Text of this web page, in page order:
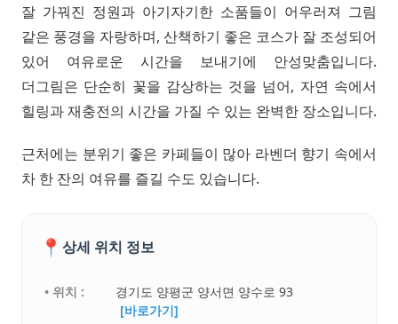
잘 가꿔진 정원과 아기자기한 소품들이 어우러져 그림
같은 풍경을 자랑하며, 산책하기 좋은 코스가 잘 조성되어
있어 여유로운 시간을 보내기에 안성맞춤입니다.
더그림은 단순히 꽃을 감상하는 것을 넘어, 자연 속에서
힐링과 재충전의 시간을 가질 수 있는 완벽한 장소입니다.
근처에는 분위기 좋은 카페들이 많아 라벤더 향기 속에서
차 한 잔의 여유를 즐길 수도 있습니다.
📍 상세 위치 정보
• 위치 :
경기도 양평군 양서면 양수로 93
[바로가기]